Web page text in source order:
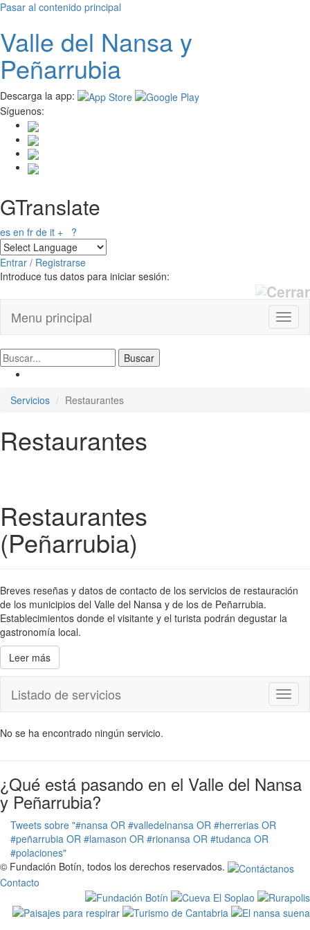
Pasar al contenido principal
Valle del Nansay
Peñarrubia
Descarga la app:
Síguenos:
GTranslate
es en fr de it + ?
Entrar / Registrarse
Introduce tus datos para iniciar sesión:
Menu principal
Servicios Restaurantes
Restaurantes
Restaurantes
(Peñarrubia)
Breves reseñas y datos de contacto de los servicios de restauración
de los municipios del Valle del Nansa y de los de Peñarrubia.
Establecimientos donde el visitante y el turista podrán degustar la
gastronomía local.
Leer más
Listado de servicios
No se ha encontrado ningún servicio.
¿Qué está pasando en el Valle del Nansa
y Peñarrubia?
Tweets sobre "#nansa OR #valledelnansa OR #herrerias OR
#peñarrubia OR #lamason OR #rionansa OR #tudanca OR
#polaciones"
© Fundación Botín, todos los derechos reservados.
Contacto